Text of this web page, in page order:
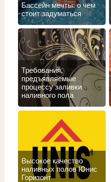
Бассейн мечты: о чем
стоит задуматься
Требования,
предъявляемые
процессу заливки
наливного пола
Высокое качество
наливных полов Юнис
Горизонт